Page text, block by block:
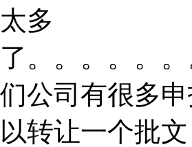
太多
了。。。。。
们公司有很多
以转让一个批